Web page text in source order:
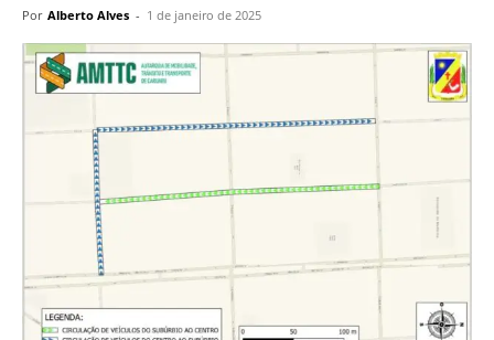
Por Alberto Alves - 1 de janeiro de 2025